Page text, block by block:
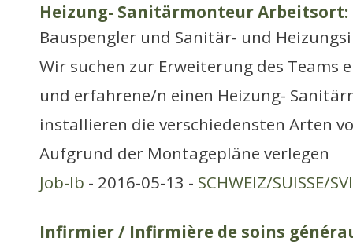
Heizung- Sanitärmonteur Arbeitsort:
Bauspengler und Sanitär- und
Wir suchen zur Erweiterung des Teams
und erfahrene/n einen Heizung-
installieren die verschiedensten Arten
Aufgrund der Montagepläne verlegen
Job-lb - 2016-05-13 - SCHWEIZ/SUISSE/
Infirmier / Infirmière de soins